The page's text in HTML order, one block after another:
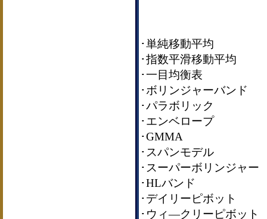
･単純移動平均
･指数平滑移動平均
･一目均衡表
･ボリンジャーバンド
･パラボリック
･エンベロープ
･GMMA
･スパンモデル
･スーパーボリンジャー
･HLバンド
･デイリーピボット
･ウィ―クリーピボット